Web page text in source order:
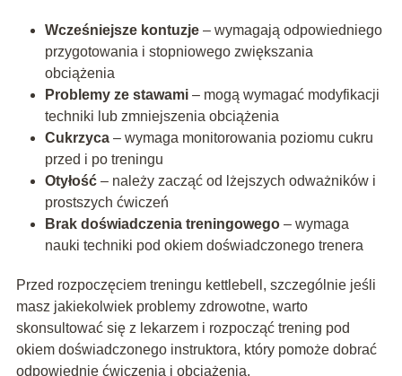
Wcześniejsze kontuzje– wymagają odpowiedniego
przygotowania i stopniowego zwiększania
obciążenia
Problemy ze stawami– mogą wymagać modyfikacji
techniki lub zmniejszenia obciążenia
Cukrzyca– wymaga monitorowania poziomu cukru
przed i po treningu
Otyłość– należy zacząć od lżejszych odważników i
prostszych ćwiczeń
Brak doświadczenia treningowego– wymaga
nauki techniki pod okiem doświadczonego trenera
Przed rozpoczęciem treningu kettlebell, szczególnie jeśli
masz jakiekolwiek problemy zdrowotne, warto
skonsultować się z lekarzem i rozpocząć trening pod
okiem doświadczonego instruktora, który pomoże dobrać
odpowiednie ćwiczenia i obciążenia.